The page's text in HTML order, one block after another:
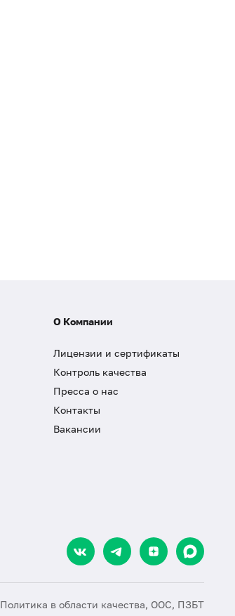
О Компании
Лицензии и сертификаты
Контроль качества
Пресса о нас
Контакты
Вакансии
Политика в области качества, ООС, ПЗБТ